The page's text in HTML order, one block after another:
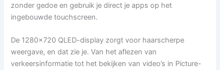
zonder gedoe en gebruik je direct je apps op het
ingebouwde touchscreen.
De 1280×720 QLED-display zorgt voor haarscherpe
weergave, en dat zie je. Van het aflezen van
verkeersinformatie tot het bekijken van video’s in Picture-